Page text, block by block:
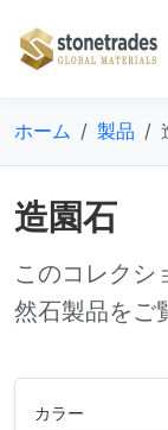
ホーム 製品
造園石
このコレクシ
然石製品をご
カラー